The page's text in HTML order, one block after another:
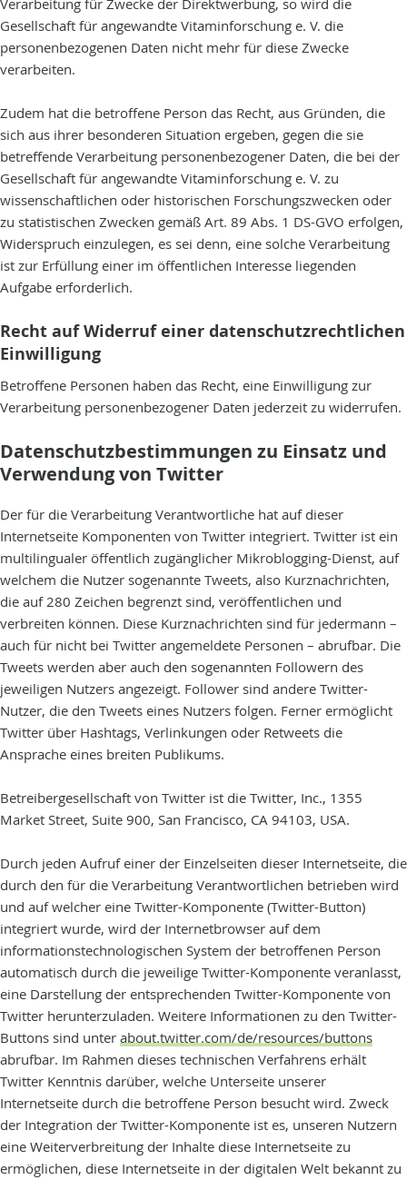
Verarbeitung für Zwecke der Direktwerbung, so wird die
Gesellschaft für angewandte Vitaminforschung e. V. die
personenbezogenen Daten nicht mehr für diese Zwecke
verarbeiten.
Zudem hat die betroffene Person das Recht, aus Gründen, die
sich aus ihrer besonderen Situation ergeben, gegen die sie
betreffende Verarbeitung personenbezogener Daten, die bei der
Gesellschaft für angewandte Vitaminforschung e. V. zu
wissenschaftlichen oder historischen Forschungszwecken oder
zu statistischen Zwecken gemäß Art. 89 Abs. 1 DS-GVO erfolgen,
Widerspruch einzulegen, es sei denn, eine solche Verarbeitung
ist zur Erfüllung einer im öffentlichen Interesse liegenden
Aufgabe erforderlich.
Recht auf Widerruf einer datenschutzrechtlichen
Einwilligung
Betroffene Personen haben das Recht, eine Einwilligung zur
Verarbeitung personenbezogener Daten jederzeit zu widerrufen.
Datenschutzbestimmungen zu Einsatz und
Verwendung von Twitter
Der für die Verarbeitung Verantwortliche hat auf dieser
Internetseite Komponenten von Twitter integriert. Twitter ist ein
multilingualer öffentlich zugänglicher Mikroblogging-Dienst, auf
welchem die Nutzer sogenannte Tweets, also Kurznachrichten,
die auf 280 Zeichen begrenzt sind, veröffentlichen und
verbreiten können. Diese Kurznachrichten sind für jedermann –
auch für nicht bei Twitter angemeldete Personen – abrufbar. Die
Tweets werden aber auch den sogenannten Followern des
jeweiligen Nutzers angezeigt. Follower sind andere Twitter-
Nutzer, die den Tweets eines Nutzers folgen. Ferner ermöglicht
Twitter über Hashtags, Verlinkungen oder Retweets die
Ansprache eines breiten Publikums.
Betreibergesellschaft von Twitter ist die Twitter, Inc., 1355
Market Street, Suite 900, San Francisco, CA 94103, USA.
Durch jeden Aufruf einer der Einzelseiten dieser Internetseite, die
durch den für die Verarbeitung Verantwortlichen betrieben wird
und auf welcher eine Twitter-Komponente (Twitter-Button)
integriert wurde, wird der Internetbrowser auf dem
informationstechnologischen System der betroffenen Person
automatisch durch die jeweilige Twitter-Komponente veranlasst,
eine Darstellung der entsprechenden Twitter-Komponente von
Twitter herunterzuladen. Weitere Informationen zu den Twitter-
Buttons sind unter about.twitter.com/de/resources/buttons
abrufbar. Im Rahmen dieses technischen Verfahrens erhält
Twitter Kenntnis darüber, welche Unterseite unserer
Internetseite durch die betroffene Person besucht wird. Zweck
der Integration der Twitter-Komponente ist es, unseren Nutzern
eine Weiterverbreitung der Inhalte diese Internetseite zu
ermöglichen, diese Internetseite in der digitalen Welt bekannt zu